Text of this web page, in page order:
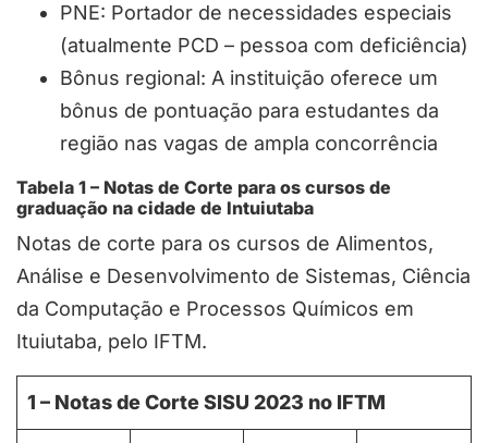
PNE: Portador de necessidades especiais
(atualmente PCD – pessoa com deficiência)
Bônus regional: A instituição oferece um
bônus de pontuação para estudantes da
região nas vagas de ampla concorrência
Tabela 1 – Notas de Corte para os cursos de
graduação na cidade de Intuiutaba
Notas de corte para os cursos de Alimentos,
Análise e Desenvolvimento de Sistemas, Ciência
da Computação e Processos Químicos em
Ituiutaba, pelo IFTM.
1 – Notas de Corte SISU 2023 no IFTM